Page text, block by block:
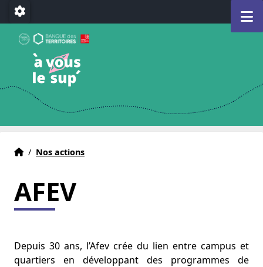
Aller au menu
Aller au contenu
Aller au pied de page
Paramétrage
A Vous le Sup
Déclencheur d'avenir(s)
Accueil
Accueil
/ Nos actions
AFEV
Depuis 30 ans, l’Afev crée du lien entre campus et
quartiers en développant des programmes de